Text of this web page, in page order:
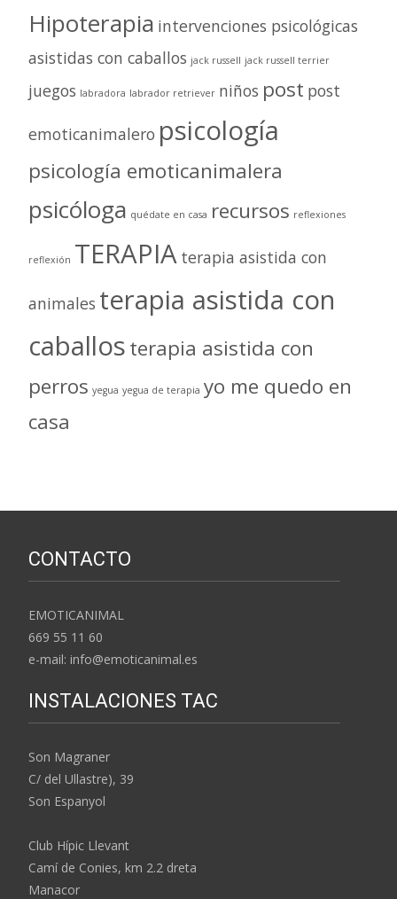
Hipoterapia intervenciones psicológicas
asistidas con caballos jack russell jack russell terrier
juegos labradora labrador retriever niños post post
emoticanimalero psicología
psicología emoticanimalera
psicóloga quédate en casa recursos reflexiones
reflexión TERAPIA terapia asistida con
animales terapia asistida con
caballosterapia asistida con
perros yegua yegua de terapia yo me quedo en
casa
CONTACTO
EMOTICANIMAL
669 55 11 60
e-mail: info@emoticanimal.es
INSTALACIONES TAC
Son Magraner
C/ del Ullastre), 39
Son Espanyol
Club Hípic Llevant
Camí de Conies, km 2.2 dreta
Manacor